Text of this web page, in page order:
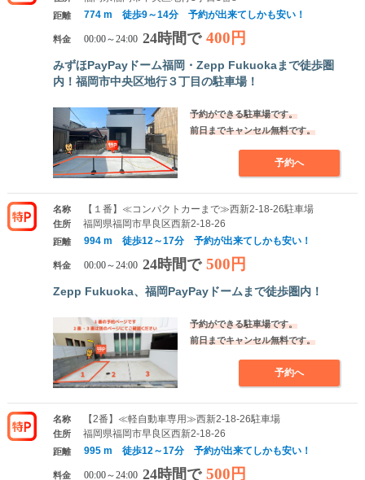
距離 774 m 徒歩9～14分 予約が出来てしかも安い！
料金 00:00～24:00 24時間で 400円
みずほPayPayドーム福岡・Zepp Fukuokaまで徒歩圏
内！福岡市中央区地行３丁目の駐車場！
予約ができる駐車場です。
前日までキャンセル無料です。
予約へ
名称 【１番】≪コンパクトカーまで≫西新2-18-26駐車場
住所 福岡県福岡市早良区西新2-18-26
距離 994 m 徒歩12～17分 予約が出来てしかも安い！
料金 00:00～24:00 24時間で 500円
Zepp Fukuoka、福岡PayPayドームまで徒歩圏内！
予約ができる駐車場です。
前日までキャンセル無料です。
予約へ
名称 【2番】≪軽自動車専用≫西新2-18-26駐車場
住所 福岡県福岡市早良区西新2-18-26
距離 995 m 徒歩12～17分 予約が出来てしかも安い！
料金 00:00～24:00 24時間で 500円